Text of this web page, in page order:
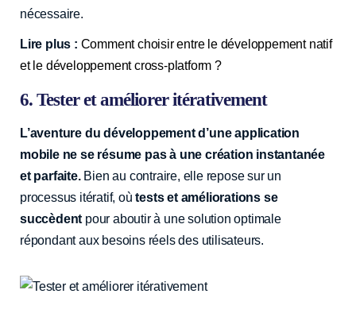
nécessaire.
Lire plus : Comment choisir entre le développement natif
et le développement cross-platform ?
6. Tester et améliorer itérativement
L’aventure du développement d’une application
mobile ne se résume pas à une création instantanée
et parfaite.Bien au contraire, elle repose sur un
processus itératif, oùtests et améliorations se
succèdent pour aboutir à une solution optimale
répondant aux besoins réels des utilisateurs.